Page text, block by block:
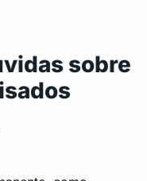
sobre